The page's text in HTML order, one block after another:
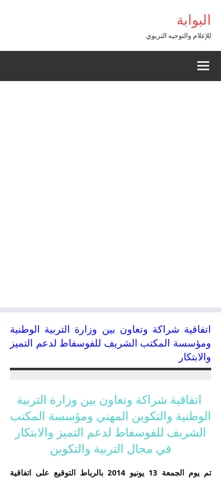
contenu
البوابة
للإعلام والتوجيه التربوي
اتفاقية شراكة وتعاون بين وزارة التربية الوطنية
ومؤسسة المكتب الشريف للفوسفاط لدعم التميز
والابتكار
اتفاقية شراكة وتعاون بين وزارة التربية
الوطنية والتكوين المهني ومؤسسة المكتب
الشريف للفوسفاط لدعم التميز والابتكار
في مجال التربية والتكوين
تم يوم الجمعة 13 يونيو 2014 بالرباط التوقيع على اتفاقية